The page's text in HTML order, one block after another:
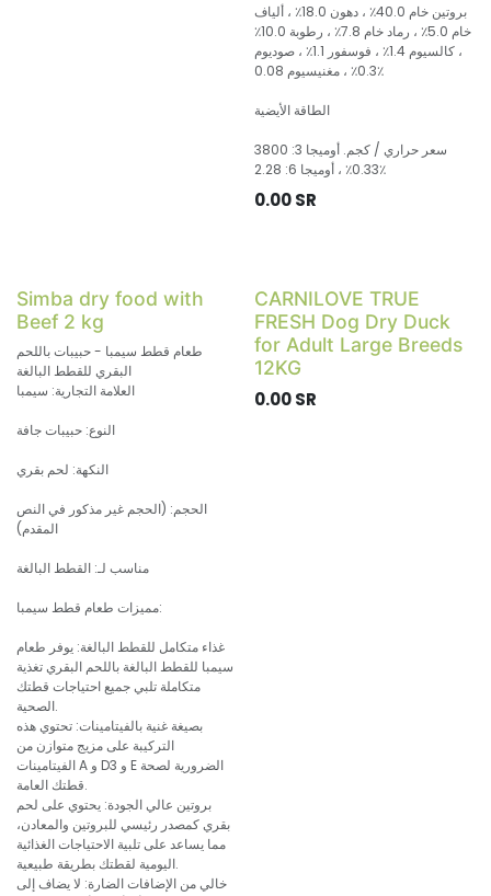
بروتين خام 40.0٪ ، دهون 18.0٪ ، ألياف
خام 5.0٪ ، رماد خام 7.8٪ ، رطوبة 10.0٪
، كالسيوم 1.4٪ ، فوسفور 1.1٪ ، صوديوم
0.3٪ ، مغنيسيوم 0.08٪
الطاقة الأيضية
3800 سعر حراري / كجم. أوميجا 3:
0.33٪ ، أوميجا 6: 2.28٪
0.00SR
Simba dry food with
Beef 2 kg
طعام قطط سيمبا - حبيبات باللحم
العلامة التجارية: سيمبا
النوع: حبيبات جافة
النكهة: لحم بقري
الحجم: (الحجم غير مذكور في النص
المقدم)
مناسب لـ: القطط البالغة
مميزات طعام قطط سيمبا:
غذاء متكامل للقطط البالغة: يوفر طعام
سيمبا للقطط البالغة باللحم البقري تغذية
متكاملة تلبي جميع احتياجات قطتك
الصحية.
بصيغة غنية بالفيتامينات: تحتوي هذه
التركيبة على مزيج متوازن من
الفيتامينات A و D3 و E الضرورية لصحة
قطتك العامة.
بروتين عالي الجودة: يحتوي على لحم
بقري كمصدر رئيسي للبروتين والمعادن،
مما يساعد على تلبية الاحتياجات الغذائية
اليومية لقطتك بطريقة طبيعية.
خالي من الإضافات الضارة: لا يضاف إلى
CARNILOVE TRUE
FRESH Dog Dry Duck
for Adult Large Breeds
12KG
0.00SR